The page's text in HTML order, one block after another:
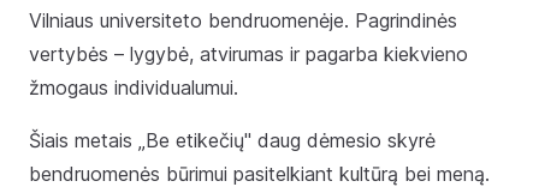
Vilniaus universiteto bendruomenėje. Pagrindinės
vertybės – lygybė, atvirumas ir pagarba kiekvieno
žmogaus individualumui.
Šiais metais „Be etikečių" daug dėmesio skyrė
bendruomenės būrimui pasitelkiant kultūrą bei meną.